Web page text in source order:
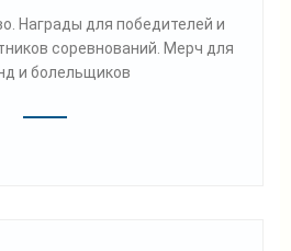
Награды для победителей и
соревнований. Мерч для
и болельщиков